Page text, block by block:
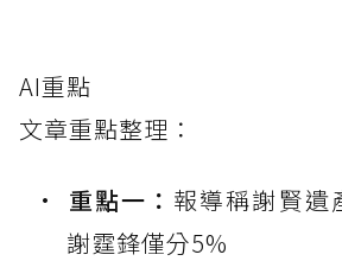
AI重點
文章重點整理：
重點一： 報導稱謝賢遺
謝霆鋒僅分5%